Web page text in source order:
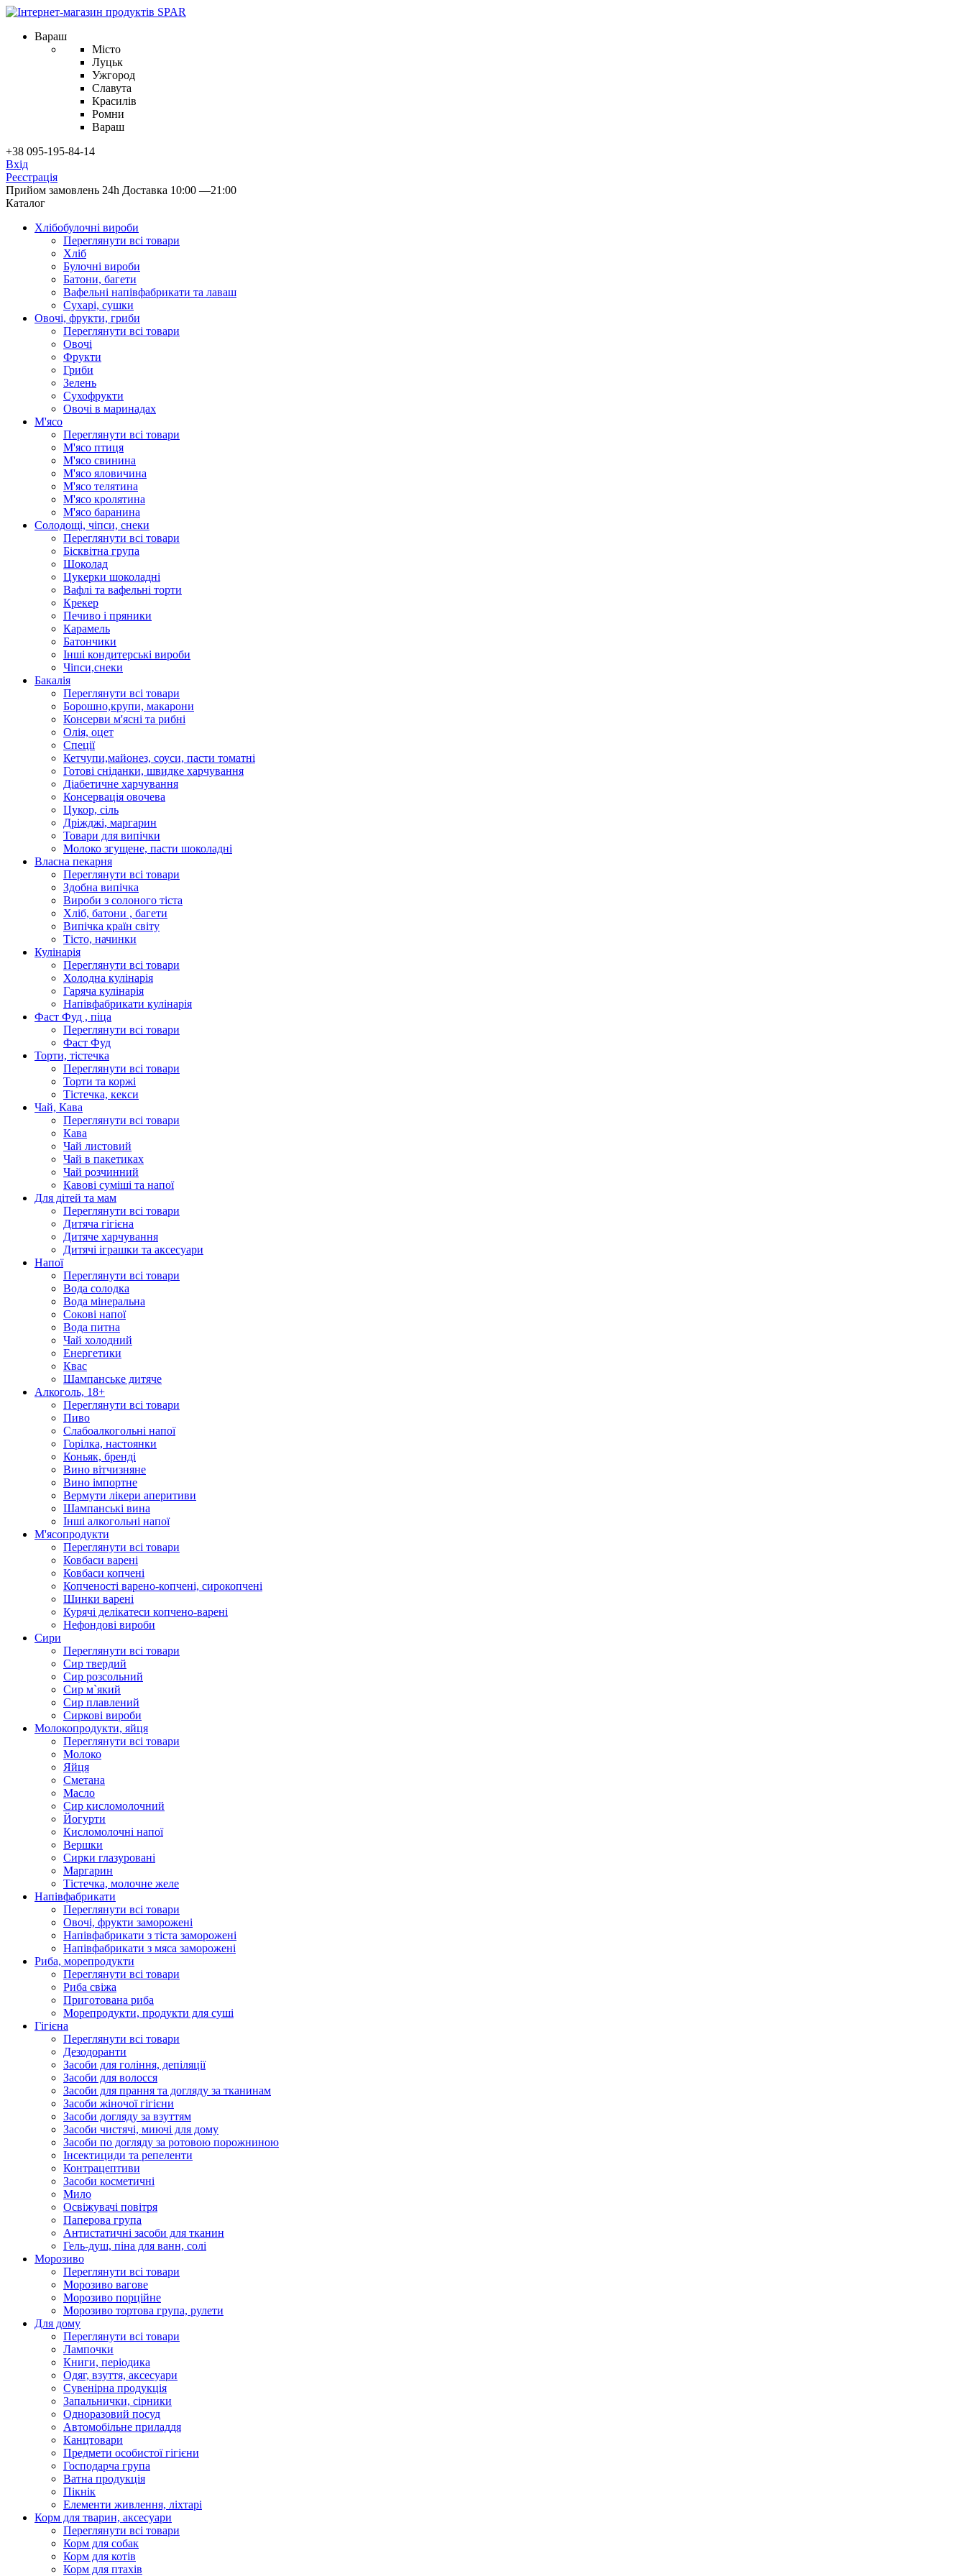
Вараш
Місто
Луцьк
Ужгород
Славута
Красилів
Ромни
Вараш
+38 095-195-84-14
Вхід
Реєстрація
Прийом замовлень 24h Доставка 10:00 —21:00
Каталог
Хлібобулочні вироби
Переглянути всі товари
Хліб
Булочні вироби
Батони, багети
Вафельні напівфабрикати та лаваш
Сухарі, сушки
Овочі, фрукти, гриби
Переглянути всі товари
Овочі
Фрукти
Гриби
Зелень
Сухофрукти
Овочі в маринадах
М'ясо
Переглянути всі товари
М'ясо птиця
М'ясо свинина
М'ясо яловичина
М'ясо телятина
М'ясо кролятина
М'ясо баранина
Солодощі, чіпси, снеки
Переглянути всі товари
Бісквітна група
Шоколад
Цукерки шоколадні
Вафлі та вафельні торти
Крекер
Печиво і пряники
Карамель
Батончики
Інші кондитерські вироби
Чіпси,снеки
Бакалія
Переглянути всі товари
Борошно,крупи, макарони
Консерви м'ясні та рибні
Олія, оцет
Спеції
Кетчупи,майонез, соуси, пасти томатні
Готові сніданки, швидке харчування
Діабетичне харчування
Консервація овочева
Цукор, сіль
Дріжджі, маргарин
Товари для випічки
Молоко згущене, пасти шоколадні
Власна пекарня
Переглянути всі товари
Здобна випічка
Вироби з солоного тіста
Хліб, батони , багети
Випічка країн світу
Тісто, начинки
Кулінарія
Переглянути всі товари
Холодна кулінарія
Гаряча кулінарія
Напівфабрикати кулінарія
Фаст Фуд , піца
Переглянути всі товари
Фаст Фуд
Торти, тістечка
Переглянути всі товари
Торти та коржі
Тістечка, кекси
Чай, Кава
Переглянути всі товари
Кава
Чай листовий
Чай в пакетиках
Чай розчинний
Кавові суміші та напої
Для дітей та мам
Переглянути всі товари
Дитяча гігієна
Дитяче харчування
Дитячі іграшки та аксесуари
Напої
Переглянути всі товари
Вода солодка
Вода мінеральна
Сокові напої
Вода питна
Чай холодний
Енергетики
Квас
Шампанське дитяче
Алкоголь, 18+
Переглянути всі товари
Пиво
Слабоалкогольні напої
Горілка, настоянки
Коньяк, бренді
Вино вітчизняне
Вино імпортне
Вермути лікери аперитиви
Шампанські вина
Інші алкогольні напої
М'ясопродукти
Переглянути всі товари
Ковбаси варені
Ковбаси копчені
Копченості варено-копчені, сирокопчені
Шинки варені
Курячі делікатеси копчено-варені
Нефондові вироби
Сири
Переглянути всі товари
Сир твердий
Сир розсольний
Сир м`який
Сир плавлений
Сиркові вироби
Молокопродукти, яйця
Переглянути всі товари
Молоко
Яйця
Сметана
Масло
Сир кисломолочний
Йогурти
Кисломолочні напої
Вершки
Сирки глазуровані
Маргарин
Тістечка, молочне желе
Напівфабрикати
Переглянути всі товари
Овочі, фрукти заморожені
Напівфабрикати з тіста заморожені
Напівфабрикати з мяса заморожені
Риба, морепродукти
Переглянути всі товари
Риба свіжа
Приготована риба
Морепродукти, продукти для суші
Гігієна
Переглянути всі товари
Дезодоранти
Засоби для гоління, депіляції
Засоби для волосся
Засоби для прання та догляду за тканинам
Засоби жіночої гігієни
Засоби догляду за взуттям
Засоби чистячі, миючі для дому
Засоби по догляду за ротовою порожниною
Інсектициди та репеленти
Контрацептиви
Засоби косметичні
Мило
Освіжувачі повітря
Паперова група
Антистатичні засоби для тканин
Гель-душ, піна для ванн, солі
Морозиво
Переглянути всі товари
Морозиво вагове
Морозиво порційне
Морозиво тортова група, рулети
Для дому
Переглянути всі товари
Лампочки
Книги, періодика
Одяг, взуття, аксесуари
Сувенірна продукція
Запальнички, сірники
Одноразовий посуд
Автомобільне приладдя
Канцтовари
Предмети особистої гігієни
Господарча група
Ватна продукція
Пікнік
Елементи живлення, ліхтарі
Корм для тварин, аксесуари
Переглянути всі товари
Корм для собак
Корм для котів
Корм для птахів